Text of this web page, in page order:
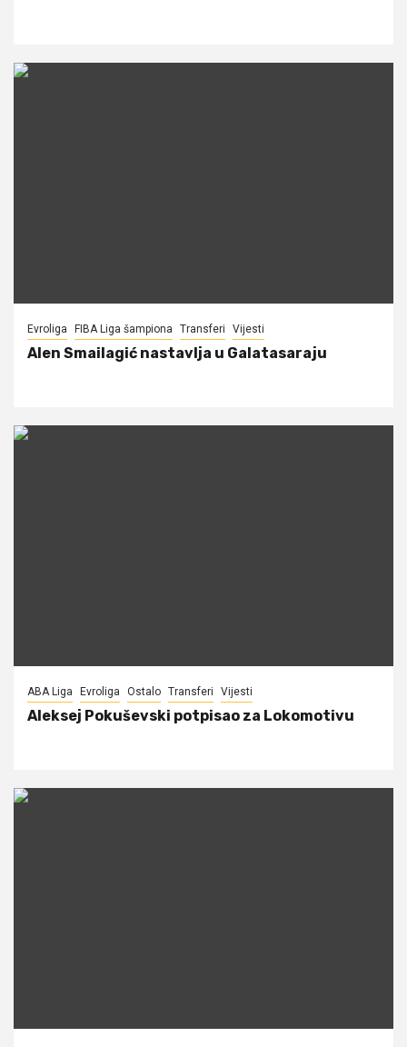
Evroliga FIBA Liga šampiona Transferi Vijesti
Alen Smailagić nastavlja u Galatasaraju
ABA Liga Evroliga Ostalo Transferi Vijesti
Aleksej Pokuševski potpisao za Lokomotivu